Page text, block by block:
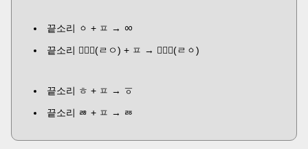
끝소리 ㆁ + ㅍ → ᇮ
끝소리 ᅟᅠퟝ(ㄹㅇ) + ㅍ → ᅟᅠퟛ(ㄹㆁ)
끝소리 ㅎ + ㅍ → ㆆ
끝소리 ㅀ + ㅍ → ㅭ